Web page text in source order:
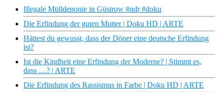
Illegale Mülldeponie in Güstrow #ndr #doku
Die Erfindung der guten Mutter | Doku HD | ARTE
Hättest du gewusst, dass der Döner eine deutsche Erfindung
ist?
Ist die Kindheit eine Erfindung der Moderne? | Stimmt es,
dass …? | ARTE
Die Erfindung des Rassismus in Farbe | Doku HD | ARTE